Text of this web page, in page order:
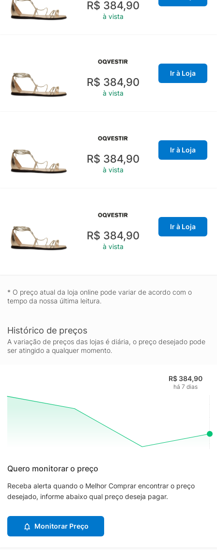
R$ 384,90
à vista
R$ 384,90
à vista
Ir à Loja
R$ 384,90
à vista
Ir à Loja
R$ 384,90
à vista
Ir à Loja
* O preço atual da loja online pode variar de acordo com o
tempo da nossa última leitura.
Histórico de preços
A variação de preços das lojas é diária, o preço desejado pode
ser atingido a qualquer momento.
R$ 384,90
há 7 dias
Quero monitorar o preço
Receba alerta quando o Melhor Comprar encontrar o preço
desejado, informe abaixo qual preço deseja pagar.
Monitorar Preço